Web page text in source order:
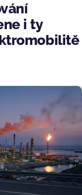
i ty